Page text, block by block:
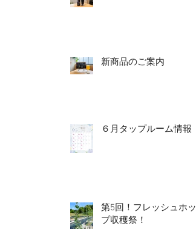
新商品のご案内
６月タップルーム情報
第5回！フレッシュホッ
プ収穫祭！